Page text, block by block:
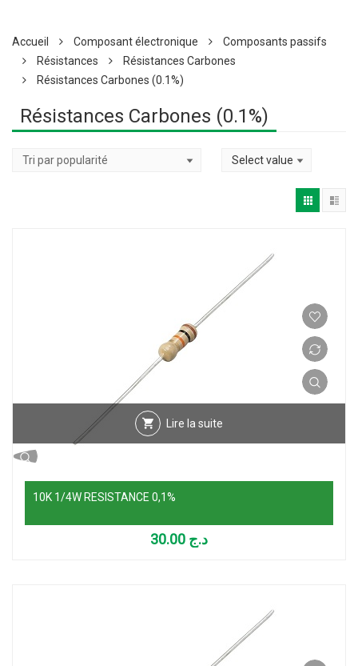
Accueil Composant électronique
Composants passifs
Résistances
Résistances Carbones
Résistances Carbones (0.1%)
Résistances Carbones (0.1%)
Lire la suite
10K 1/4W RESISTANCE 0,1%
د.ج